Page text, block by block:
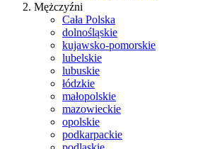
Mężczyźni
Cała Polska
dolnośląskie
kujawsko-pomorskie
lubelskie
lubuskie
łódzkie
małopolskie
mazowieckie
opolskie
podkarpackie